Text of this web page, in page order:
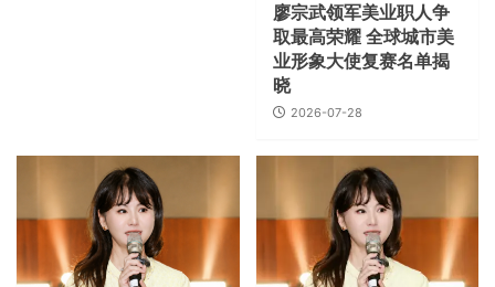
廖宗武领军美业职人争
取最高荣耀 全球城市美
业形象大使复赛名单揭
晓
2026-07-28